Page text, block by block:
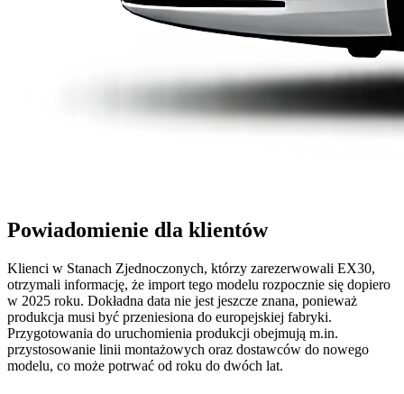
Powiadomienie dla klientów
Klienci w Stanach Zjednoczonych, którzy zarezerwowali EX30,
otrzymali informację, że import tego modelu rozpocznie się dopiero
w 2025 roku. Dokładna data nie jest jeszcze znana, ponieważ
produkcja musi być przeniesiona do europejskiej fabryki.
Przygotowania do uruchomienia produkcji obejmują m.in.
przystosowanie linii montażowych oraz dostawców do nowego
modelu, co może potrwać od roku do dwóch lat.